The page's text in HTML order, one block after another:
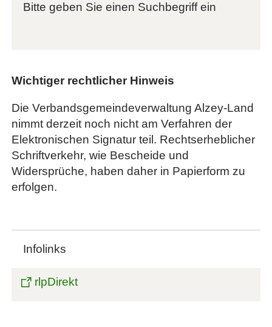
Bitte geben Sie einen Suchbegriff ein
Wichtiger rechtlicher Hinweis
Die Verbandsgemeindeverwaltung Alzey-Land
nimmt derzeit noch nicht am Verfahren der
Elektronischen Signatur teil. Rechtserheblicher
Schriftverkehr, wie Bescheide und
Widersprüche, haben daher in Papierform zu
erfolgen.
Infolinks
rlpDirekt